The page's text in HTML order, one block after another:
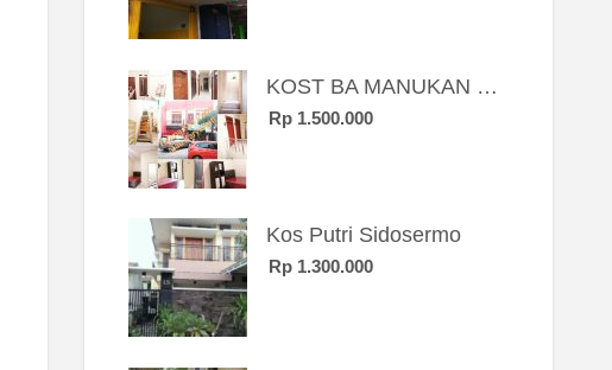
KOST BA MANUKAN SBY BRT
Rp 1.500.000
Kos Putri Sidosermo
Rp 1.300.000